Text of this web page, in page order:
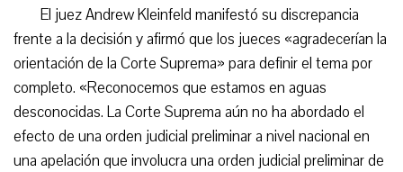
El juez Andrew Kleinfeld manifestó su discrepancia
frente a la decisión y afirmó que los jueces «agradecerían la
orientación de la Corte Suprema» para definir el tema por
completo. «Reconocemos que estamos en aguas
desconocidas. La Corte Suprema aún no ha abordado el
efecto de una orden judicial preliminar a nivel nacional en
una apelación que involucra una orden judicial preliminar de